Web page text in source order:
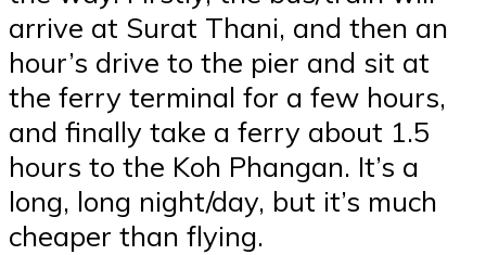
arrive at Surat Thani, and then an
hour’s drive to the pier and sit at
the ferry terminal for a few hours,
and finally take a ferry about 1.5
hours to the Koh Phangan. It’s a
long, long night/day, but it’s much
cheaper than flying.